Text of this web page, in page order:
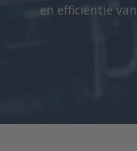
en efficiëntie